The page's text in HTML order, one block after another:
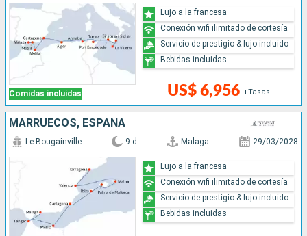
Comidas incluidas US$ 6,956 +Tasas
Lujo a la francesa
Conexión wifi ilimitado de cortesía
Servicio de prestigio & lujo incluido
Bebidas incluidas
MARRUECOS, ESPAÑA
Le Bougainville 9 d Malaga 29/03/2028
Lujo a la francesa
Conexión wifi ilimitado de cortesía
Servicio de prestigio & lujo incluido
Bebidas incluidas